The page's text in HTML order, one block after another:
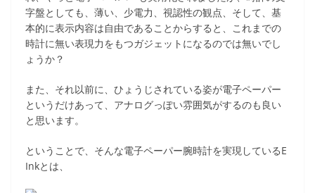
字盤としても、薄い、少電力、視認性の観点、そして、基
本的に表示内容は自由であることからすると、これまでの
時計に無い表現力をもつガジェットになるのでは無いでし
ょうか？
また、それ以前に、ひょうじされている姿が電子ペーパー
というだけあって、アナログっぽい雰囲気がするのも良い
と思います。
ということで、そんな電子ペーパー腕時計を実現しているE
Inkとは、